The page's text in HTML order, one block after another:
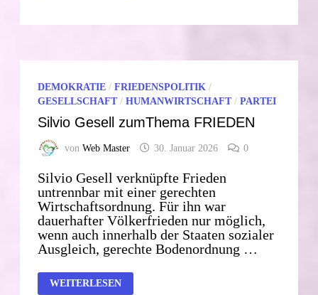
DEMOKRATIE /FRIEDENSPOLITIK /
GESELLSCHAFT/HUMANWIRTSCHAFT/PARTEI
Silvio Gesell zumThema FRIEDEN
vonWeb Master 30. Januar 2026 0
Silvio Gesell verknüpfte Frieden
untrennbar mit einer gerechten
Wirtschaftsordnung. Für ihn war
dauerhafter Völkerfrieden nur möglich,
wenn auch innerhalb der Staaten sozialer
Ausgleich, gerechte Bodenordnung …
SILVIO
GESELL
WEITERLESEN